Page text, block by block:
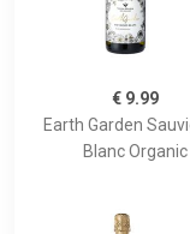
€ 9.99
Earth Garden
Blanc Organic